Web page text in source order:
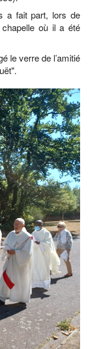
a fait part, lors de
chapelle où il a été
le verre de l’amitié